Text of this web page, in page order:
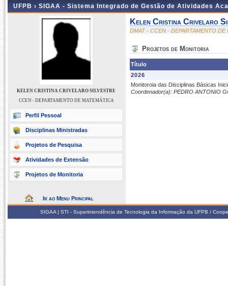
UFPB › SIGAA - Sistema Integrado de Gestão de Atividades
KELEN CRISTINA CRIVELARO SILVESTRE
CCEN - DEPARTAMENTO DE MATEMÁTICA
Perfil Pessoal
Disciplinas Ministradas
Projetos de Pesquisa
Atividades de Extensão
Projetos de Monitoria
Ir ao Menu Principal
Kelen Cristina Crivelaro
DMAT - CCEN - DEPARTAMENTO DE
Projetos de Monitoria
Título
2026
Monitoroia das Disciplinas Básicas
Coordenador(a): PEDRO ANTONIO
SIGAA | STI - Superintendência de Tecnologia da Informação da UFPB /